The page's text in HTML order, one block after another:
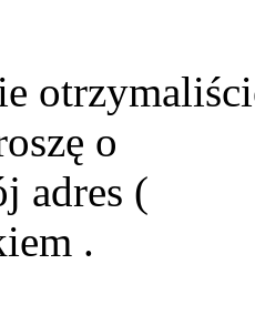
o
adres (
.